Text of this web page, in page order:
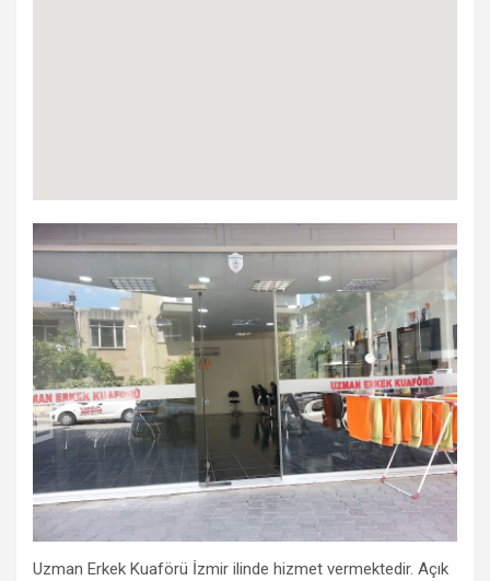
Uzman Erkek Kuaförü İzmir ilinde hizmet vermektedir. Açık